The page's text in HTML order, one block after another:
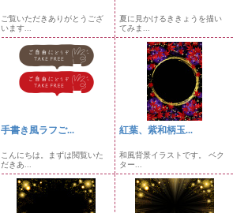
ご覧いただきありがとうござ
います...
夏に見かけるききょうを描い
てみま...
手書き風ラフご...
こんにちは。まずは閲覧いた
だきあ...
紅葉、紫和柄玉...
和風背景イラストです。 ベク
ター...